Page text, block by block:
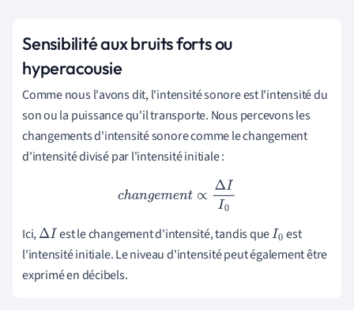
Sensibilité aux bruits forts ou
hyperacousie
Comme nous l'avons dit, l'intensité sonore est l'intensité du
son ou la puissance qu'il transporte. Nous percevons les
changements d'intensité sonore comme le changement
d'intensité divisé par l'intensité initiale :
changement ∝Δ II0
Ici,ΔI est le changement d'intensité, tandis queI0 est
l'intensité initiale. Le niveau d'intensité peut également être
exprimé en décibels.